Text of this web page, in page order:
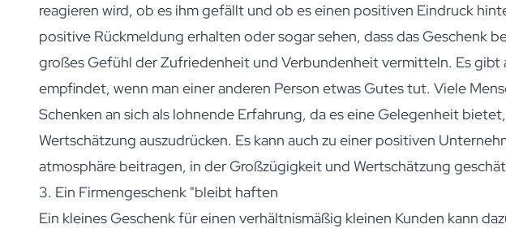
Moscow-Mule-Paket
Dark 'n Stormy Paket
Limoncello Tonic Paket
Spritz & Cava Paket
Premium Box 2 Flaschen
Paket 2 x Spirituosenflaschen
Weinpaket mit 2 Flaschen
Olivenöl / Balsamico Paket
Geschenkbox Gewürze & Sauce
Geschenkpackung Tee / Honig
Geschenkpackung Kerzen/Duftstäbchen
reagieren wird, ob es ihm gefällt und ob es einen positiven Eindruck
positive Rückmeldung erhalten oder sogar sehen, dass das Geschenk
großes Gefühl der Zufriedenheit und Verbundenheit vermitteln. Es gibt
empfindet, wenn man einer anderen Person etwas Gutes tut. Viele
Schenken an sich als lohnende Erfahrung, da es eine Gelegenheit
Wertschätzung auszudrücken. Es kann auch zu einer positiven
atmosphäre beitragen, in der Großzügigkeit und Wertschätzung
3. Ein Firmengeschenk "bleibt haften
Ein kleines Geschenk für einen verhältnismäßig kleinen Kunden kann